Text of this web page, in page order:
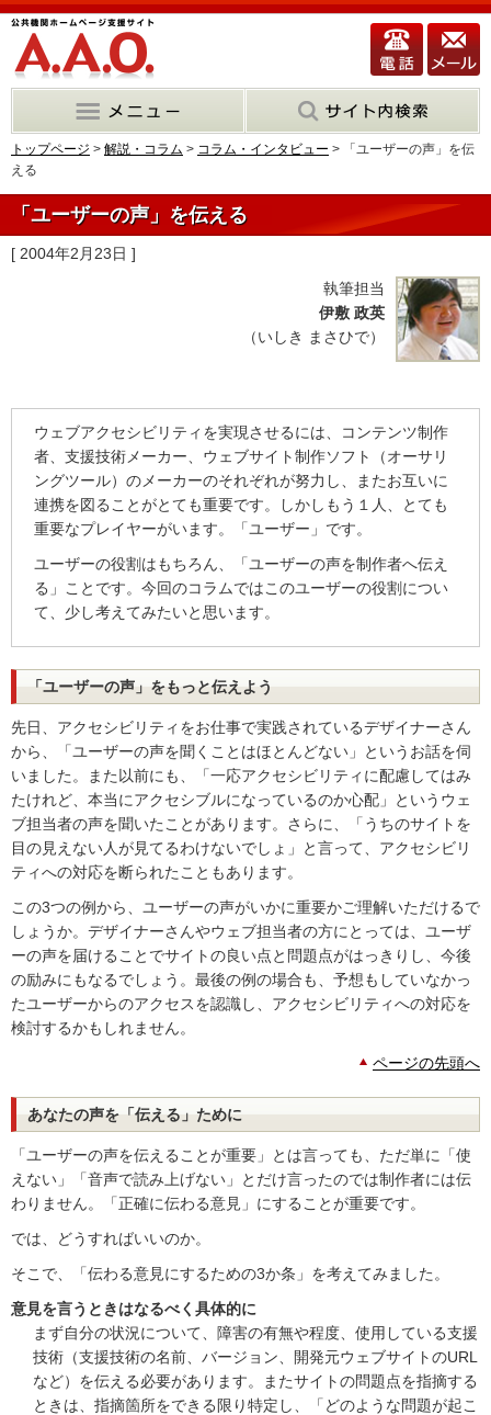
トップページ > 解説・コラム > コラム・インタビュー > 「ユーザーの声」を伝
える
「ユーザーの声」を伝える
[ 2004年2月23日 ]
執筆担当
伊敷 政英
（いしき まさひで）
ウェブアクセシビリティを実現させるには、コンテンツ制作
者、支援技術メーカー、ウェブサイト制作ソフト（オーサリ
ングツール）のメーカーのそれぞれが努力し、またお互いに
連携を図ることがとても重要です。しかしもう１人、とても
重要なプレイヤーがいます。「ユーザー」です。
ユーザーの役割はもちろん、「ユーザーの声を制作者へ伝え
る」ことです。今回のコラムではこのユーザーの役割につい
て、少し考えてみたいと思います。
「ユーザーの声」をもっと伝えよう
先日、アクセシビリティをお仕事で実践されているデザイナーさん
から、「ユーザーの声を聞くことはほとんどない」というお話を伺
いました。また以前にも、「一応アクセシビリティに配慮してはみ
たけれど、本当にアクセシブルになっているのか心配」というウェ
ブ担当者の声を聞いたことがあります。さらに、「うちのサイトを
目の見えない人が見てるわけないでしょ」と言って、アクセシビリ
ティへの対応を断られたこともあります。
この3つの例から、ユーザーの声がいかに重要かご理解いただけるで
しょうか。デザイナーさんやウェブ担当者の方にとっては、ユーザ
ーの声を届けることでサイトの良い点と問題点がはっきりし、今後
の励みにもなるでしょう。最後の例の場合も、予想もしていなかっ
たユーザーからのアクセスを認識し、アクセシビリティへの対応を
検討するかもしれません。
ページの先頭へ
あなたの声を「伝える」ために
「ユーザーの声を伝えることが重要」とは言っても、ただ単に「使
えない」「音声で読み上げない」とだけ言ったのでは制作者には伝
わりません。「正確に伝わる意見」にすることが重要です。
では、どうすればいいのか。
そこで、「伝わる意見にするための3か条」を考えてみました。
意見を言うときはなるべく具体的に
まず自分の状況について、障害の有無や程度、使用している支援
技術（支援技術の名前、バージョン、開発元ウェブサイトのURL
など）を伝える必要があります。またサイトの問題点を指摘する
ときは、指摘箇所をできる限り特定し、「どのような問題が起こ